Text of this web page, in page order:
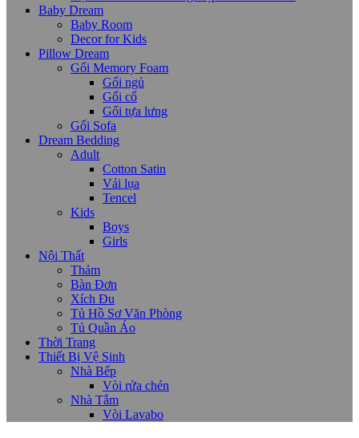
Baby Dream
Baby Room
Decor for Kids
Pillow Dream
Gối Memory Foam
Gối ngủ
Gối cổ
Gối tựa lưng
Gối Sofa
Dream Bedding
Adult
Cotton Satin
Vải lụa
Tencel
Kids
Boys
Girls
Nội Thất
Thảm
Bàn Đơn
Xích Đu
Tủ Hồ Sơ Văn Phòng
Tủ Quần Áo
Thời Trang
Thiết Bị Vệ Sinh
Nhà Bếp
Vòi rửa chén
Nhà Tắm
Vòi Lavabo